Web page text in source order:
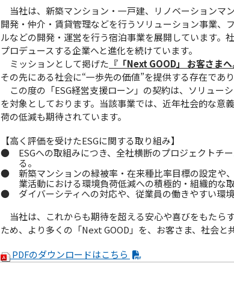
当社は、新築マンション・一戸建、リノベーションマ
開発・仲介・賃貸管理などを行うソリューション事業、
ルなどの開発・運営を行う宿泊事業を展開しています。
プロデュースする企業へと進化を続けています。
ミッションとして掲げた 『「Next GOOD」 お客さま
その先にある社会に“一歩先の価値”を提供する存在であ
この度の「ESG経営支援ローン」の契約は、ソリュー
を対象としております。当該事業では、近年社会的な意
荷の低減も期待されています。
【高く評価を受けたESGに関する取り組み】
● ESGへの取組みにつき、全社横断のプロジェクトチ
る。
● 新築マンションの緑被率・在来種比率目標の設定や
業活動における環境負荷低減への積極的・組織的な
● ダイバーシティへの対応や、従業員の働きやすい環境
当社は、これからも期待を超える安心や喜びをもたら
ため、より多くの「Next GOOD」を、お客さま、社会と
PDFのダウンロードはこちら